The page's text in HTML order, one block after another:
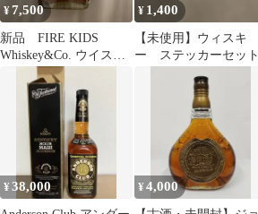
¥7,500
新品 FIRE KIDS
Whiskey&Co. ウイスキ
ー 375ml 限定
¥ 1,400
【未使用】ウィスキ
ー ステッカーセット
¥38,000 ¥4,000